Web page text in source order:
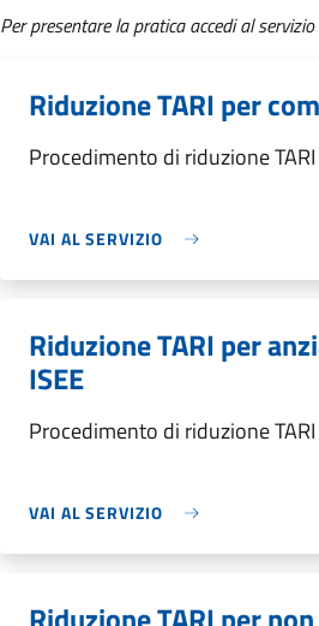
Per presentare la pratica accedi al
Riduzione TARI per
Procedimento di riduzione
VAI AL SERVIZIO
Riduzione TARI per
ISEE
Procedimento di riduzione
VAI AL SERVIZIO